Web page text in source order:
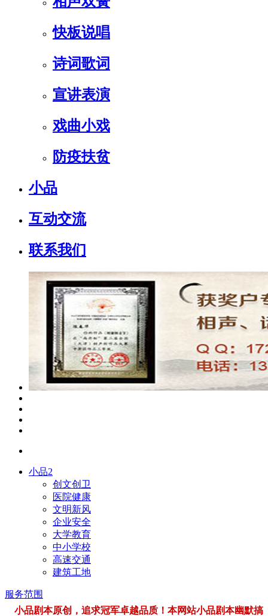
快板说唱
诗词歌词
宣讲表演
戏曲小戏
防疫扶贫
小品
互动交流
联系我们
小品2
创文创卫
医院健康
文明新风
企业安全
大学教育
中小学校
高速交通
建筑工地
服务范围
小品剧本原创，追求冠军卓越品质！本网站小品剧本幽默搞